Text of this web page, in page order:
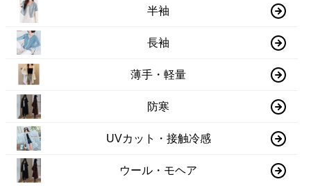
半袖
長袖
薄手・軽量
防寒
UVカット・接触冷感
ウール・モヘア